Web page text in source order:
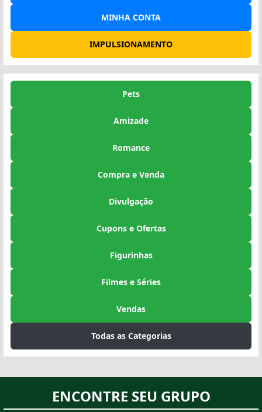
MINHA CONTA
IMPULSIONAMENTO
Pets
Amizade
Romance
Compra e Venda
Divulgação
Cupons e Ofertas
Figurinhas
Filmes e Séries
Vendas
Todas as Categorias
ENCONTRE SEU GRUPO